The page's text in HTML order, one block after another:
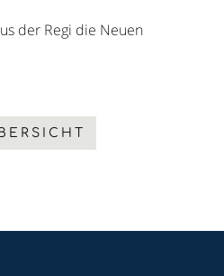
der Regi die Neuen